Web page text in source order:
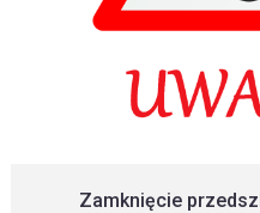
Zamknięcie